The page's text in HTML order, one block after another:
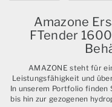
Amazone
FTender
AMAZONE steht für
Leistungsfähigkeit und
In unserem Portfolio
bis hin zur gezogenen